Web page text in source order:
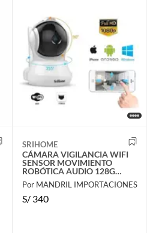
SRIHOME
CÁMARA VIGILANCIA WIFI
SENSOR MOVIMIENTO
ROBÓTICA AUDIO 128G
SRIHOME
Por MANDRIL IMPORTACIONES
S/ 340